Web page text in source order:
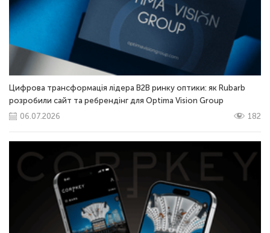
Цифрова трансформація лідера B2B ринку оптики: як Rubarb
розробили сайт та ребрендінг для Optima Vision Group
06.07.2026
182